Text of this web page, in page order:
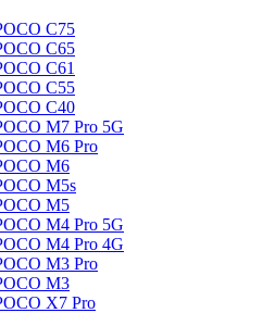
C75
C65
C61
C55
C40
M7 Pro 5G
M6 Pro
M6
M5s
M5
M4 Pro 5G
M4 Pro 4G
M3 Pro
M3
X7 Pro